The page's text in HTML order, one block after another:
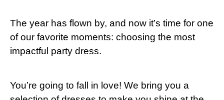
The year has flown by, and now it’s time for one
of our favorite moments: choosing the most
impactful party dress.
You’re going to fall in love! We bring you a